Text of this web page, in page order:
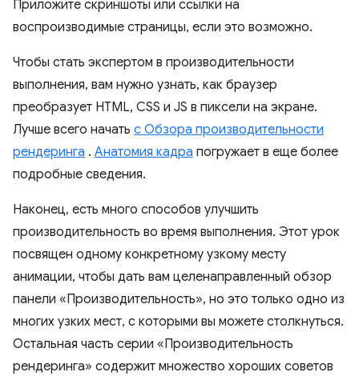
Приложите скриншоты или ссылки на
воспроизводимые страницы, если это возможно.
Чтобы стать экспертом в производительности
выполнения, вам нужно узнать, как браузер
преобразует HTML, CSS и JS в пиксели на экране.
Лучше всего начать с Обзора производительности
рендеринга . Анатомия кадра погружает в еще более
подробные сведения.
Наконец, есть много способов улучшить
производительность во время выполнения. Этот урок
посвящен одному конкретному узкому месту
анимации, чтобы дать вам целенаправленный обзор
панели «Производительность», но это только одно из
многих узких мест, с которыми вы можете столкнуться.
Остальная часть серии «Производительность
рендеринга» содержит множество хороших советов